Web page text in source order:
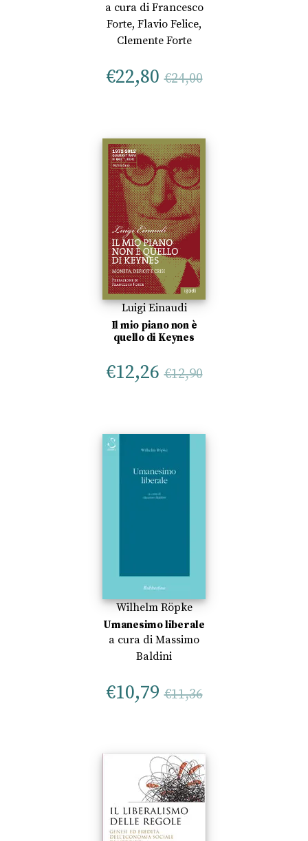
a cura di Francesco
Forte, Flavio Felice,
Clemente Forte
€22,80 €24,00
Luigi Einaudi
Il mio piano non è
quello di Keynes
€12,26 €12,90
Wilhelm Röpke
Umanesimo liberale
a cura di Massimo
Baldini
€10,79 €11,36